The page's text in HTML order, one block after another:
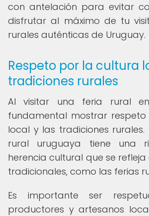
con antelación para evitar
disfrutar al máximo de tu
rurales auténticas de Uruguay.
Respeto por la cultura
tradiciones rurales
Al visitar una feria rural
fundamental mostrar
local y las tradiciones rurales.
rural uruguaya tiene una
herencia cultural que se refleja
tradicionales, como las ferias
Es importante ser
productores y artesanos